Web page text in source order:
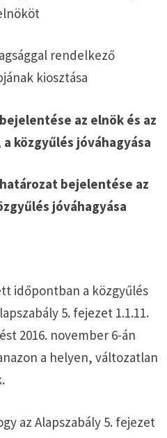
rendelkező
kiosztása
az elnök és az
közgyűlés jóváhagyása
bejelentése az
jóváhagyása
időpontban a közgyűlés
5. fejezet 1.1.11.
2016. november 6-án
a helyen, változatlan
az Alapszabály 5. fejezet